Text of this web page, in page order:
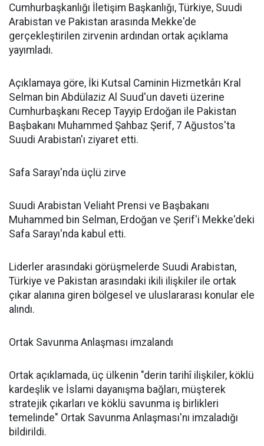
Cumhurbaşkanlığı İletişim Başkanlığı, Türkiye, Suudi
Arabistan ve Pakistan arasında Mekke'de
gerçekleştirilen zirvenin ardından ortak açıklama
yayımladı.
Açıklamaya göre, İki Kutsal Caminin Hizmetkârı Kral
Selman bin Abdülaziz Al Suud'un daveti üzerine
Cumhurbaşkanı Recep Tayyip Erdoğan ile Pakistan
Başbakanı Muhammed Şahbaz Şerif, 7 Ağustos'ta
Suudi Arabistan'ı ziyaret etti.
Safa Sarayı'nda üçlü zirve
Suudi Arabistan Veliaht Prensi ve Başbakanı
Muhammed bin Selman, Erdoğan ve Şerif'i Mekke'deki
Safa Sarayı'nda kabul etti.
Liderler arasındaki görüşmelerde Suudi Arabistan,
Türkiye ve Pakistan arasındaki ikili ilişkiler ile ortak
çıkar alanına giren bölgesel ve uluslararası konular ele
alındı.
Ortak Savunma Anlaşması imzalandı
Ortak açıklamada, üç ülkenin "derin tarihî ilişkiler, köklü
kardeşlik ve İslami dayanışma bağları, müşterek
stratejik çıkarları ve köklü savunma iş birlikleri
temelinde" Ortak Savunma Anlaşması'nı imzaladığı
bildirildi.